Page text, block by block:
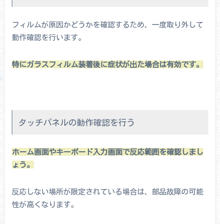
フィルムが原因かどうかを確認するため、一度取り外して
動作確認を行います。
特にガラスフィルム装着後に症状が出た場合は有効です。
タッチパネルの動作確認を行う
ホーム画面やキーボード入力画面で反応範囲を確認しまし
ょう。
反応しない場所が限定されている場合は、部品故障の可能
性が高くなります。